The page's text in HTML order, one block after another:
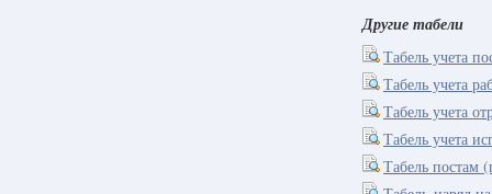
Другие табели
Табель учета
Табель учета
Табель учета
Табель учета
Табель постам